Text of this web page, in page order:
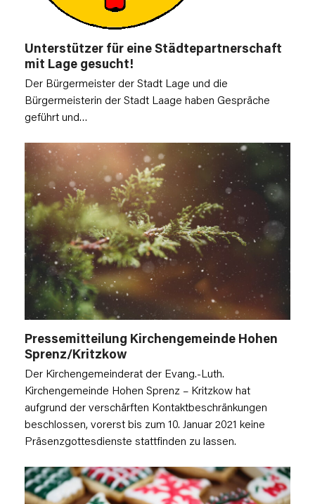
Unterstützer für eine Städtepartnerschaft
mit Lage gesucht!
Der Bürgermeister der Stadt Lage und die
Bürgermeisterin der Stadt Laage haben Gespräche
geführt und…
Pressemitteilung Kirchengemeinde Hohen
Sprenz/Kritzkow
Der Kirchengemeinderat der Evang.-Luth.
Kirchengemeinde Hohen Sprenz – Kritzkow hat
aufgrund der verschärften Kontaktbeschränkungen
beschlossen, vorerst bis zum 10. Januar 2021 keine
Präsenzgottesdienste stattfinden zu lassen.